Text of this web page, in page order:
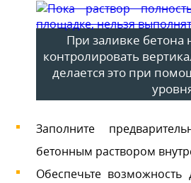
При заливке бетона
контролировать
делается это при
Заполните
бетонным раствором
Обеспечьте возможность